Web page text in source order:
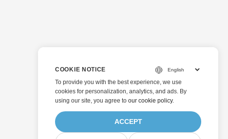
COOKIE NOTICE
To provide you with the best experience, we use
cookies for personalization, analytics, and ads. By
using our site, you agree to our cookie policy.
ACCEPT